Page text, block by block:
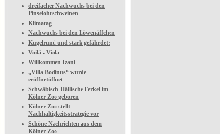
dreifacher Nachwuchs bei den
Pinselohrschweinen
Klimatag
Nachwuchs bei den Löwenäffchen
Kugelrund und stark gefährdet:
Voilá - Viola
Willkommen Izani
„Villa Bodinus“ wurde
eröffnetöffnet
Schwäbisch-Hällische Ferkel im
Kölner Zoo geboren
Kölner Zoo stellt
Nachhaltigkeitsstrategie vor
Schöne Nachrichten aus dem
Kölner Zoo